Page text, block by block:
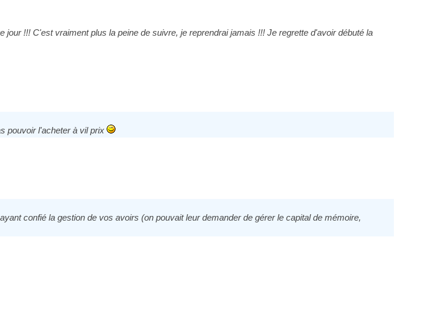
!!! C'est vraiment plus la peine de suivre, je reprendrai jamais !!! Je regrette d'avoir débuté la
pouvoir l'acheter à vil prix
confié la gestion de vos avoirs (on pouvait leur demander de gérer le capital de mémoire,